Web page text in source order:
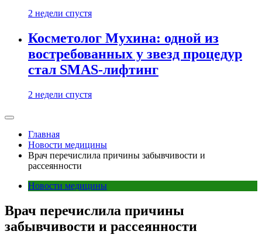
2 недели спустя
Косметолог Мухина: одной из
востребованных у звезд процедур
стал SMAS-лифтинг
2 недели спустя
Главная
Новости медицины
Врач перечислила причины забывчивости и
рассеянности
Новости медицины
Врач перечислила причины
забывчивости и рассеянности